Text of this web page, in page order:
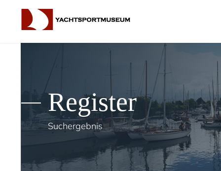
Register
Suchergebnis